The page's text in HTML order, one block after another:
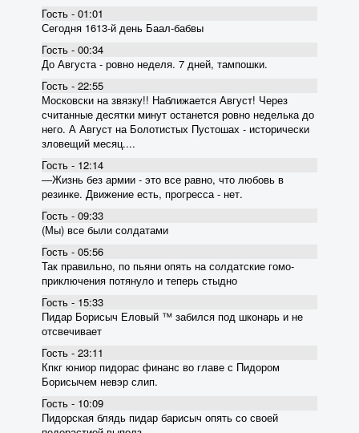
Гость - 01:01
Сегодня 1613-й день Баал-бабвы
Гость - 00:34
До Августа - ровно неделя. 7 дней, тампошки.
Гость - 22:55
Московски на звязку!! Наближается Август! Через
считанные десятки минут останется ровно неделька до
него. А Август на Болотистых Пустошах - исторически
зловещий месяц....
Гость - 12:14
―Жизнь без армии - это все равно, что любовь в
резинке. Движение есть, прогресса - нет.
Гость - 09:33
(Мы) все были солдатами
Гость - 05:56
Так правильно, по пьяни опять на солдатские гомо-
приключения потянуло и теперь стыдно
Гость - 15:33
Пидар Борисыч Еловый ™ забился под шконарь и не
отсвечивает
Гость - 23:11
Кпкг юниор пидорас финанс во главе с Пидором
Борисычем невэр слип.
Гость - 10:09
Пидорская блядь пидар барисыч опять со своей